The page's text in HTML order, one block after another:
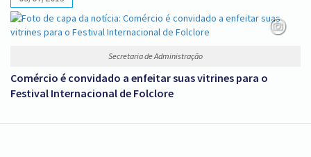
Secretaria de Administração
Comércio é convidado a enfeitar suas vitrines para o
Festival Internacional de Folclore